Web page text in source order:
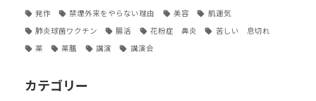
発作 禁煙外来をやらない理由 美容 肌運気
肺炎球菌ワクチン 腸活 花粉症 鼻炎 苦しい 息切れ
薬 薬膳 講演 講演会
カテゴリー